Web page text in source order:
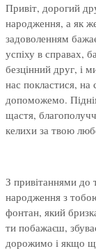
Привіт, дорогий
народження, а як
задоволенням
успіху в справах,
безцінний друг, і
нас покластися,
допоможемо.
щастя,
келихи за твою
З привітаннями до
народження з
фонтан, який
ти побажаєш,
дорожимо і якщо